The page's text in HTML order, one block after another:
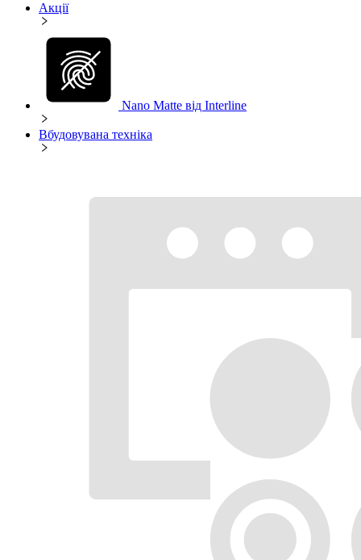
Акції
Nano Matte від Interline
Вбудовувана техніка